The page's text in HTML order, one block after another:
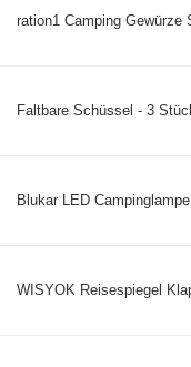
ration1 Camping Gewürze
Faltbare Schüssel - 3
Blukar LED
WISYOK Reisespiegel